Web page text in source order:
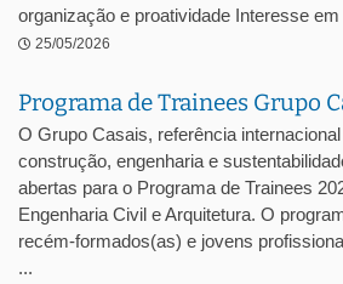
organização e proatividade Interesse
25/05/2026
Programa de Trainees Grupo
O Grupo Casais, referência
construção, engenharia e
abertas para o Programa de Trainees
Engenharia Civil e Arquitetura. O
recém-formados(as) e jovens
...